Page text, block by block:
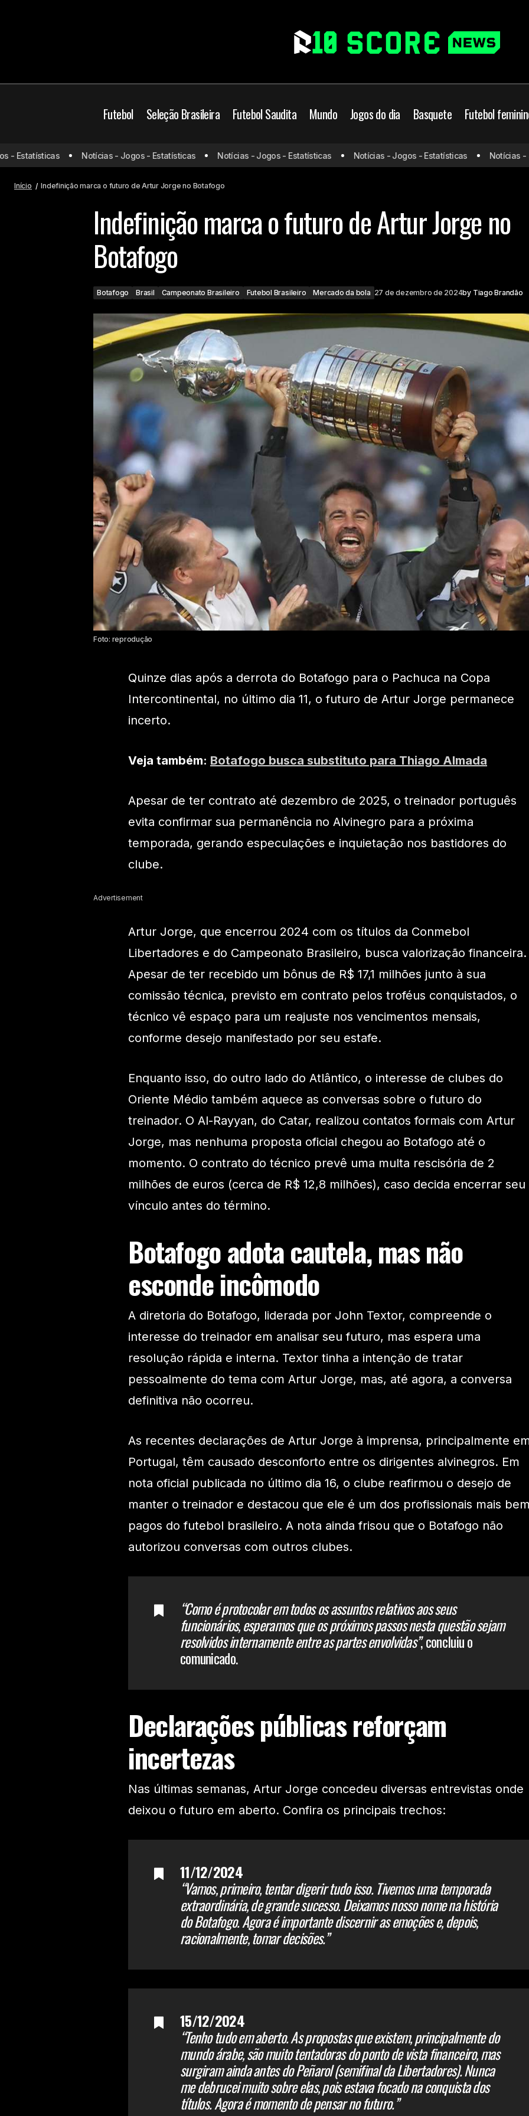
Futebol Seleção Brasileira Futebol Saudita Mundo Jogos do dia Basquete Futebol
Conheça promessa ítalo-brasileira que
brilha na base do Cruzeiro
Botafogo Brasil Campeonato Brasileiro
Futebol Brasileiro
Mercado da bola
Indefinição marca o
no Botafogo
Estatísticas Notícias - Jogos - Estatísticas Notícias - Jogos - Estatísticas Notícias - Jogos - Estatísticas Notícias -
Início Indefinição marca o futuro de Artur Jorge no Botafogo
Indefinição marca o futuro de Artur Jorge no
Botafogo
Botafogo Brasil Campeonato Brasileiro Futebol Brasileiro Mercado da bola 27 de dezembro de 2024by Tiago Brandão
Foto: reprodução
Quinze dias após a derrota do Botafogo para o Pachuca na Copa
Intercontinental, no último dia 11, o futuro de Artur Jorge permanece
incerto.
Veja também: Botafogo busca substituto para Thiago Almada
Apesar de ter contrato até dezembro de 2025, o treinador português
evita confirmar sua permanência no Alvinegro para a próxima
temporada, gerando especulações e inquietação nos bastidores do
clube.
Advertisement
Artur Jorge, que encerrou 2024 com os títulos da Conmebol
Libertadores e do Campeonato Brasileiro, busca valorização financeira.
Apesar de ter recebido um bônus de R$ 17,1 milhões junto à sua
comissão técnica, previsto em contrato pelos troféus conquistados, o
técnico vê espaço para um reajuste nos vencimentos mensais,
conforme desejo manifestado por seu estafe.
Enquanto isso, do outro lado do Atlântico, o interesse de clubes do
Oriente Médio também aquece as conversas sobre o futuro do
treinador. O Al-Rayyan, do Catar, realizou contatos formais com Artur
Jorge, mas nenhuma proposta oficial chegou ao Botafogo até o
momento. O contrato do técnico prevê uma multa rescisória de 2
milhões de euros (cerca de R$ 12,8 milhões), caso decida encerrar seu
vínculo antes do término.
Botafogo adota cautela, mas não
esconde incômodo
A diretoria do Botafogo, liderada por John Textor, compreende o
interesse do treinador em analisar seu futuro, mas espera uma
resolução rápida e interna. Textor tinha a intenção de tratar
pessoalmente do tema com Artur Jorge, mas, até agora, a conversa
definitiva não ocorreu.
As recentes declarações de Artur Jorge à imprensa, principalmente
Portugal, têm causado desconforto entre os dirigentes alvinegros. Em
nota oficial publicada no último dia 16, o clube reafirmou o desejo de
manter o treinador e destacou que ele é um dos profissionais mais
pagos do futebol brasileiro. A nota ainda frisou que o Botafogo não
autorizou conversas com outros clubes.
“Como é protocolar em todos os assuntos relativos aos seus
funcionários, esperamos que os próximos passos nesta questão sejam
resolvidos internamente entre as partes envolvidas”, concluiu o
comunicado.
Declarações públicas reforçam
incertezas
Nas últimas semanas, Artur Jorge concedeu diversas entrevistas onde
deixou o futuro em aberto. Confira os principais trechos:
11/12/2024
“Vamos, primeiro, tentar digerir tudo isso. Tivemos uma temporada
extraordinária, de grande sucesso. Deixamos nosso nome na história
do Botafogo. Agora é importante discernir as emoções e, depois,
racionalmente, tomar decisões.”
15/12/2024
“Tenho tudo em aberto. As propostas que existem, principalmente do
mundo árabe, são muito tentadoras do ponto de vista financeiro, mas
surgiram ainda antes do Peñarol (semifinal da Libertadores). Nunca
me debrucei muito sobre elas, pois estava focado na conquista dos
títulos. Agora é momento de pensar no futuro.”